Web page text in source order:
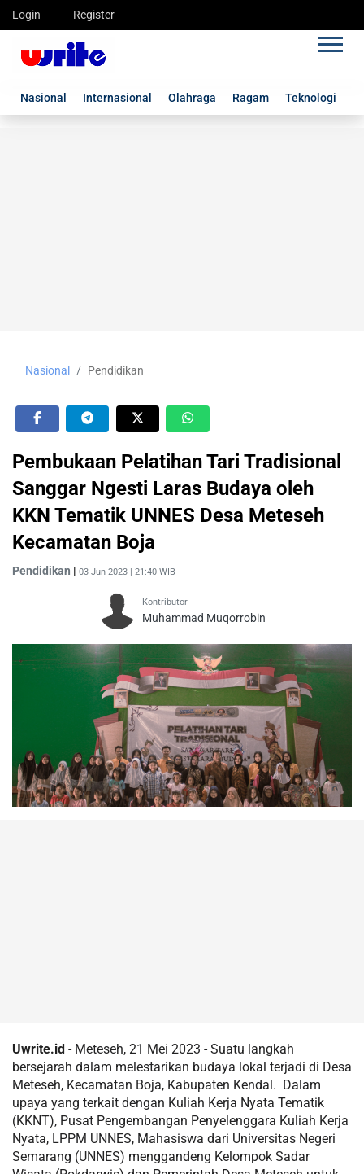
Login Register
Nasional Internasional Olahraga Ragam Teknologi
Nasional Pendidikan
Pembukaan Pelatihan Tari Tradisional
Sanggar Ngesti Laras Budaya oleh
KKN Tematik UNNES Desa Meteseh
Kecamatan Boja
Pendidikan | 03 Jun 2023 | 21:40 WIB
Kontributor
Muhammad Muqorrobin
Uwrite.id - Meteseh, 21 Mei 2023 - Suatu langkah
bersejarah dalam melestarikan budaya lokal terjadi di Desa
Meteseh, Kecamatan Boja, Kabupaten Kendal. Dalam
upaya yang terkait dengan Kuliah Kerja Nyata Tematik
(KKNT), Pusat Pengembangan Penyelenggara Kuliah Kerja
Nyata, LPPM UNNES, Mahasiswa dari Universitas Negeri
Semarang (UNNES) menggandeng Kelompok Sadar